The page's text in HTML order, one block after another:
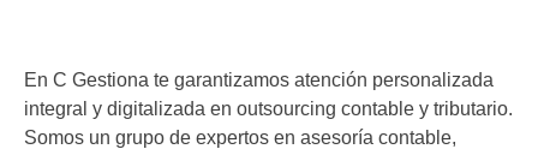
En C Gestiona te garantizamos atención personalizada
integral y digitalizada en outsourcing contable y tributario.
Somos un grupo de expertos en asesoría contable,